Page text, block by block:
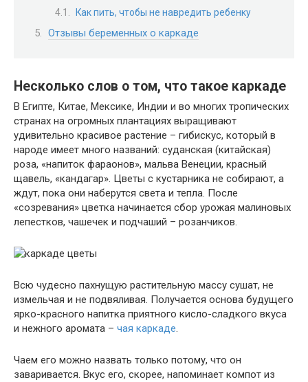
Как пить, чтобы не навредить ребенку
Отзывы беременных о каркаде
Несколько слов о том, что такое каркаде
В Египте, Китае, Мексике, Индии и во многих тропических
странах на огромных плантациях выращивают
удивительно красивое растение – гибискус, который в
народе имеет много названий: суданская (китайская)
роза, «напиток фараонов», мальва Венеции, красный
щавель, «кандагар». Цветы с кустарника не собирают, а
ждут, пока они наберутся света и тепла. После
«созревания» цветка начинается сбор урожая малиновых
лепестков, чашечек и подчаший – розанчиков.
Всю чудесно пахнущую растительную массу сушат, не
измельчая и не подвяливая. Получается основа будущего
ярко-красного напитка приятного кисло-сладкого вкуса
и нежного аромата – чая каркаде.
Чаем его можно назвать только потому, что он
заваривается. Вкус его, скорее, напоминает компот из